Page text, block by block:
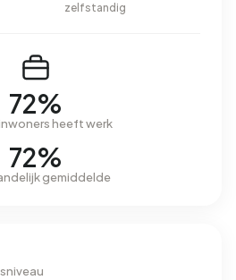
zelfstandig
72%
heeft werk
72%
gemiddelde